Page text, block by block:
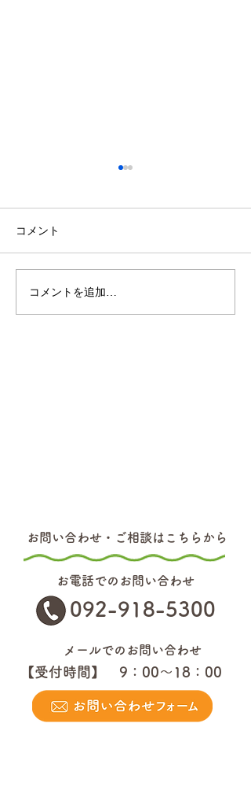
【2日間限定】最新のキッ
チン・お風呂・トイレを
コメント
コメントを追加…
お問い合わせ・ご相談はこちらから
お電話でのお問い合わせ
092-918-5300
メールでのお問い合わせ
【受付時間】 9：00～18：00